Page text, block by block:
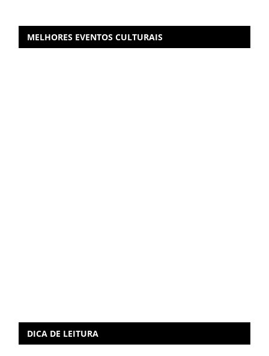
MELHORES EVENTOS CULTURAIS
DICA DE LEITURA